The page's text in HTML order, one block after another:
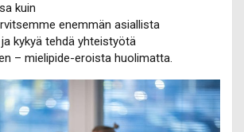
kuin
enemmän asiallista
kykyä tehdä yhteistyötä
– mielipide-eroista huolimatta.